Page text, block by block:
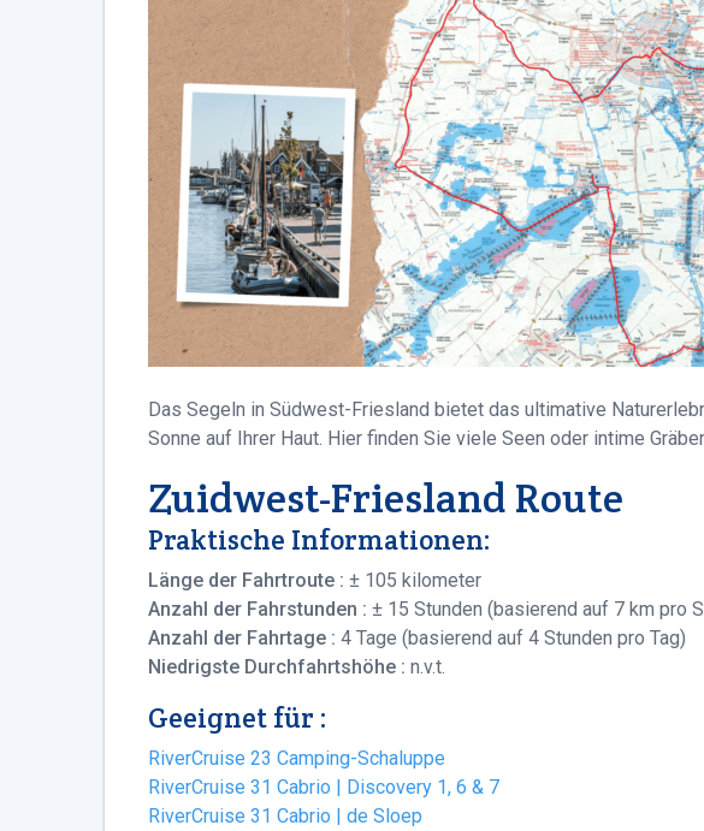
Das Segeln in Südwest-Friesland bietet das ultimative
Sonne auf Ihrer Haut. Hier finden Sie viele Seen oder intime
Zuidwest-Friesland Route
Praktische Informationen:
Länge der Fahrtroute : ± 105 kilometer
Anzahl der Fahrstunden : ± 15 Stunden (basierend auf 7 km pro
Anzahl der Fahrtage : 4 Tage (basierend auf 4 Stunden pro Tag)
Niedrigste Durchfahrtshöhe : n.v.t.
Geeignet für :
RiverCruise 23 Camping-Schaluppe
RiverCruise 31 Cabrio | Discovery 1, 6 & 7
RiverCruise 31 Cabrio | de Sloep